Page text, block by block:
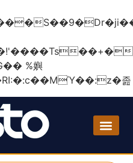
졾